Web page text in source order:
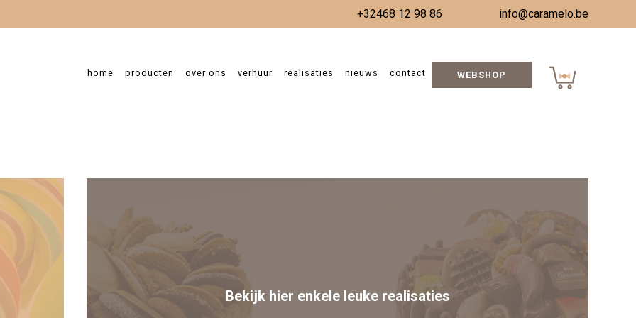
+32468 12 98 86 info@caramelo.be
home producten over ons verhuur realisaties nieuws contact WEBSHOP
Bekijk hier enkele leuke realisaties